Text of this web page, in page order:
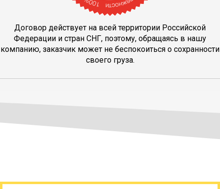
Договор действует на всей территории Российской
Федерации и стран СНГ, поэтому, обращаясь в нашу
компанию, заказчик может не беспокоиться о сохранности
своего груза.